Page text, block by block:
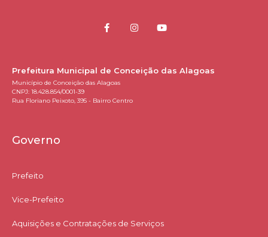
Prefeitura Municipal de Conceição das Alagoas
Município de Conceição das Alagoas
CNPJ: 18.428.854/0001-39
Rua Floriano Peixoto, 395 - Bairro Centro
Governo
Prefeito
Vice-Prefeito
Aquisições e Contratações de Serviços​